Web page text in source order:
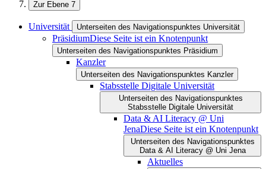
Zur Ebene 7
Universität Unterseiten des Navigationspunktes Universität
PräsidiumDiese Seite ist ein Knotenpunkt
Unterseiten des Navigationspunktes Präsidium
Kanzler
Unterseiten des Navigationspunktes Kanzler
Stabsstelle Digitale Universität
Unterseiten des Navigationspunktes
Stabsstelle Digitale Universität
Data & AI Literacy @ Uni
JenaDiese Seite ist ein Knotenpunkt
Unterseiten des Navigationspunktes
Data & AI Literacy @ Uni Jena
Aktuelles